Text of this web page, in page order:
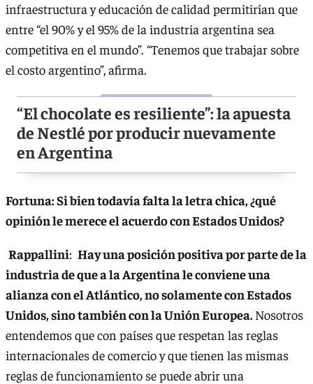
infraestructura y educación de calidad permitirían que
entre “el 90% y el 95% de la industria argentina sea
competitiva en el mundo”. “Tenemos que trabajar sobre
el costo argentino”, afirma.
“El chocolate es resiliente”: la apuesta
de Nestlé por producir nuevamente
en Argentina
Fortuna: Si bien todavía falta la letra chica, ¿qué
opinión le merece el acuerdo con Estados Unidos?
Rappallini: Hay una posición positiva por parte de la
industria de que a la Argentina le conviene una
alianza con el Atlántico, no solamente con Estados
Unidos, sino también con la Unión Europea.Nosotros
entendemos que con países que respetan las reglas
internacionales de comercio y que tienen las mismas
reglas de funcionamiento se puede abrir una